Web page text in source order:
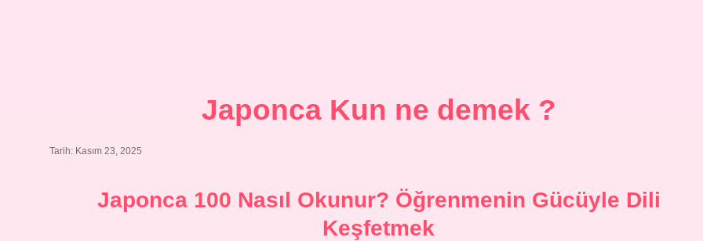
Japonca Kun ne demek ?
Tarih: Kasım 23, 2025
Japonca 100 Nasıl Okunur? Öğrenmenin Gücüyle Dili
Keşfetmek